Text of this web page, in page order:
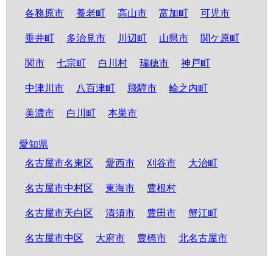
各務原市 養老町 高山市 富加町 可児市
垂井町 多治見市 川辺町 山県市 関ケ原町
関市 七宗町 白川村 瑞穂市 神戸町
中津川市 八百津町 飛騨市 輪之内町
美濃市 白川町 本巣市
愛知県
名古屋市名東区
愛西市 刈谷市 大治町
名古屋市中村区 東海市 豊根村
名古屋市天白区 清須市 豊田市 蟹江町
名古屋市中区 大府市 豊橋市 北名古屋市